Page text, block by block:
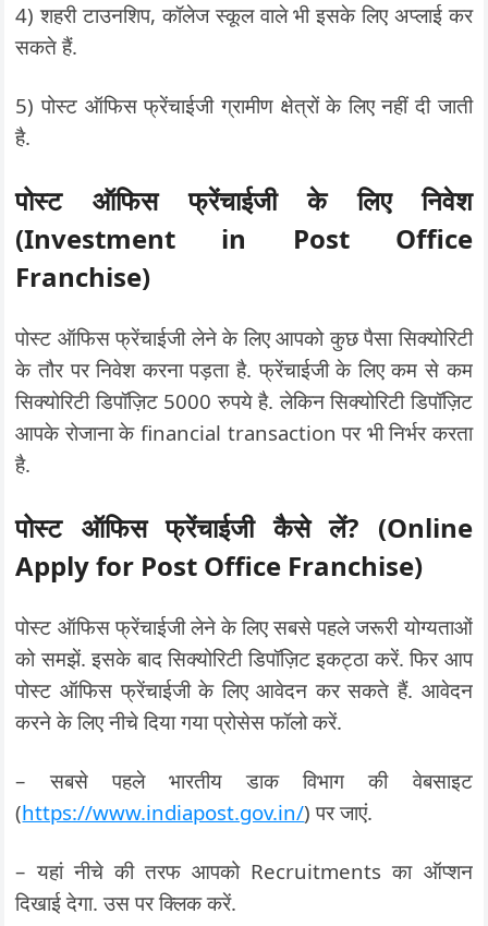
4) शहरी टाउनशिप, कॉलेज स्कूल वाले भी इसके लिए अप्लाई कर
सकते हैं.
5) पोस्ट ऑफिस फ्रेंचाईजी ग्रामीण क्षेत्रों के लिए नहीं दी जाती
है.
पोस्ट ऑफिस फ्रेंचाईजी के लिए निवेश
(Investment in Post Office
Franchise)
पोस्ट ऑफिस फ्रेंचाईजी लेने के लिए आपको कुछ पैसा सिक्योरिटी
के तौर पर निवेश करना पड़ता है. फ्रेंचाईजी के लिए कम से कम
सिक्योरिटी डिपॉज़िट 5000 रुपये है. लेकिन सिक्योरिटी डिपॉज़िट
आपके रोजाना के financial transaction पर भी निर्भर करता
है.
पोस्ट ऑफिस फ्रेंचाईजी कैसे लें? (Online
Apply for Post Office Franchise)
पोस्ट ऑफिस फ्रेंचाईजी लेने के लिए सबसे पहले जरूरी योग्यताओं
को समझें. इसके बाद सिक्योरिटी डिपॉज़िट इकट्ठा करें. फिर आप
पोस्ट ऑफिस फ्रेंचाईजी के लिए आवेदन कर सकते हैं. आवेदन
करने के लिए नीचे दिया गया प्रोसेस फॉलो करें.
– सबसे पहले भारतीय डाक विभाग की वेबसाइट
(https://www.indiapost.gov.in/) पर जाएं.
– यहां नीचे की तरफ आपको Recruitments का ऑप्शन
दिखाई देगा. उस पर क्लिक करें.